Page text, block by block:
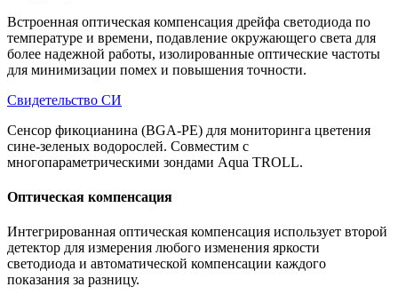
Встроенная оптическая компенсация дрейфа светодиода по
температуре и времени, подавление окружающего света для
более надежной работы, изолированные оптические частоты
для минимизации помех и повышения точности.
Свидетельство СИ
Сенсор фикоцианина (BGA-PE) для мониторинга цветения
сине-зеленых водорослей. Совместим с
многопараметрическими зондами Aqua TROLL.
Оптическая компенсация
Интегрированная оптическая компенсация использует второй
детектор для измерения любого изменения яркости
светодиода и автоматической компенсации каждого
показания за разницу.